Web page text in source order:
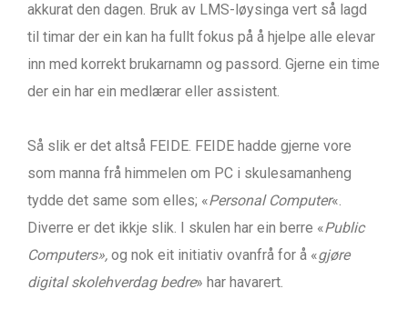
akkurat den dagen. Bruk av LMS-løysinga vert så lagd
til timar der ein kan ha fullt fokus på å hjelpe alle elevar
inn med korrekt brukarnamn og passord. Gjerne ein time
der ein har ein medlærar eller assistent.
Så slik er det altså FEIDE. FEIDE hadde gjerne vore
som manna frå himmelen om PC i skulesamanheng
tydde det same som elles; «Personal Computer«.
Diverre er det ikkje slik. I skulen har ein berre «Public
Computers», og nok eit initiativ ovanfrå for å «gjøre
digital skolehverdag bedre» har havarert.